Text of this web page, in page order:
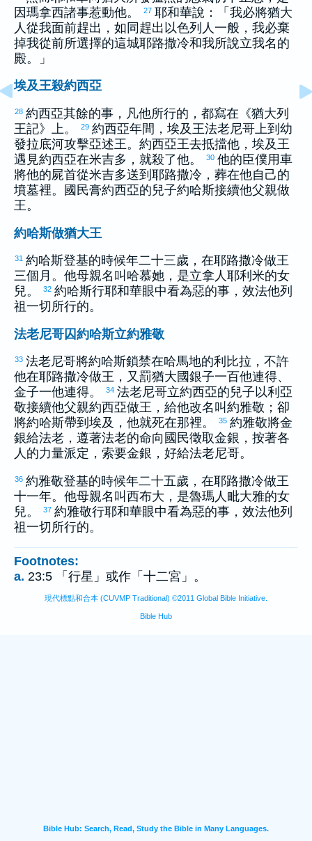
因瑪拿西諸事惹動他。 27 耶和華說：「我必將猶大
人從我面前趕出，如同趕出 以色列 人一般，我必棄
掉我從前所選擇的這城耶路撒冷和我所說立我名的
殿。」
埃及王殺約西亞
28 約西亞其餘的事，凡他所行的，都寫在《猶大列
王記》上。
29 約西亞年間， 埃及 王法老尼哥 上到 幼
發拉底河攻擊亞述王。 約西亞王去抵擋他， 埃及 王
遇見約西亞在米吉多 ，就殺了他。 30 他的臣僕用車
將他的屍首從米吉多送到 耶路撒冷 ，葬在他自己的
墳墓裡。國民膏約西亞的兒子約哈斯接續他父親做
王。
約哈斯做猶大王
31 約哈斯登基的時候年二十三歲，在耶路撒冷做王
三個月。他母親名叫 哈慕她 ，是立拿人耶利米的女
兒。
32 約哈斯行耶和華眼中看為惡的事，效法他列
祖一切所行的。
法老尼哥囚約哈斯立約雅敬
33 法老尼哥將約哈斯鎖禁在哈馬地的利比拉 ，不許
他在耶路撒冷做王，又罰猶大 國銀子一百他連得、
金子一他連得。
34 法老尼哥立約西亞的兒子以利亞
敬接續他父親約西亞做王，給他改名叫 約雅敬 ；卻
將約哈斯帶到 埃及 ，他就死在那裡。 35 約雅敬將金
銀給法老，遵著法老的命向國民徵取金銀，按著各
人的力量派定，索要金銀，好給法老尼哥。
36 約雅敬登基的時候年二十五歲，在耶路撒冷做王
十一年。他母親名叫 西布大 ，是魯瑪 人 毗大雅的女
兒。
37 約雅敬行耶和華眼中看為惡的事，效法他列
祖一切所行的。
Footnotes:
a. 23:5 「行星」或作「十二宮」。
現代標點和合本 (CUVMP Traditional) ©2011 Global Bible Initiative.
Bible Hub